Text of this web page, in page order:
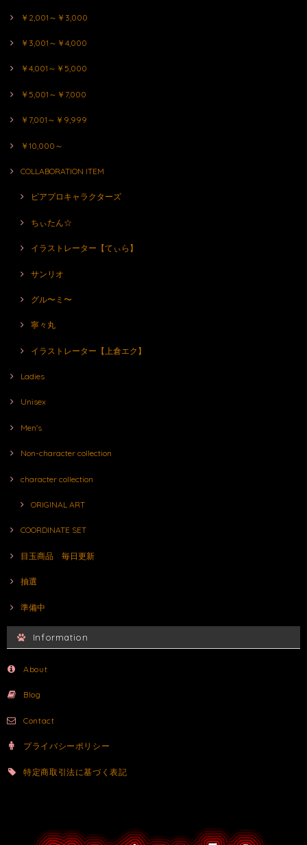
￥2,001～￥3,000
￥3,001～￥4,000
￥4,001～￥5,000
￥5,001～￥7,000
￥7,001～￥9,999
￥10,000～
COLLABORATION ITEM
ピアプロキャラクターズ
ちぃたん☆
イラストレーター【てぃら】
サンリオ
グル〜ミ〜
寧々丸
イラストレーター【上倉エク】
Ladies
Unisex
Men's
Non-character collection
character collection
ORIGINAL ART
COORDINATE SET
目玉商品 毎日更新
抽選
準備中
Information
About
Blog
Contact
プライバシーポリシー
特定商取引法に基づく表記